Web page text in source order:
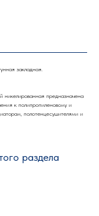
закладная.
никелированная предназначена
к полипропиленовому и
полотенцесушителями и
раздела